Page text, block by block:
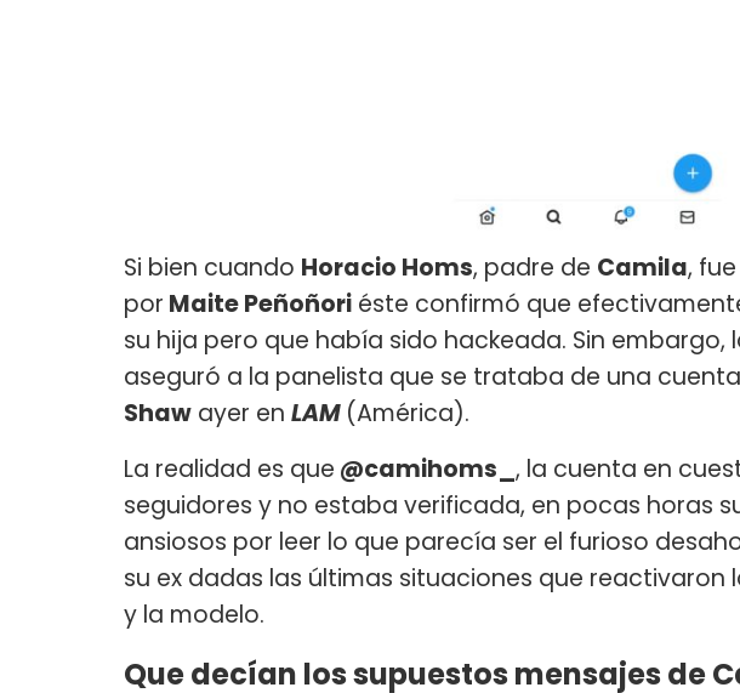
Si bien cuando Horacio Homs, padre de Camila,
por Maite Peñoñori éste confirmó que
su hija pero que había sido hackeada. Sin embargo,
aseguró a la panelista que se trataba de una
Shaw ayer en LAM (América).
La realidad es que @camihoms_ , la cuenta en
seguidores y no estaba verificada, en pocas horas
ansiosos por leer lo que parecía ser el furioso
su ex dadas las últimas situaciones que
y la modelo.
Que decían los supuestos mensajes de